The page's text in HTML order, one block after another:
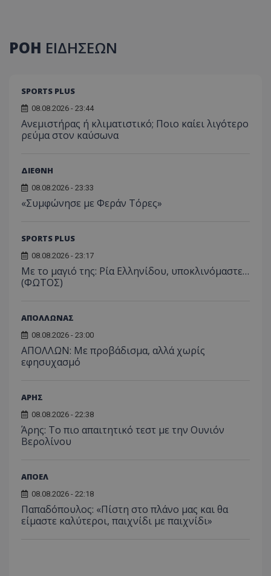
ΡΟΗ ΕΙΔΗΣΕΩΝ
SPORTS PLUS
08.08.2026 - 23:44
Ανεμιστήρας ή κλιματιστικό; Ποιο καίει λιγότερο
ρεύμα στον καύσωνα
ΔΙΕΘΝΗ
08.08.2026 - 23:33
«Συμφώνησε με Φεράν Τόρες»
SPORTS PLUS
08.08.2026 - 23:17
Με το μαγιό της: Ρία Ελληνίδου, υποκλινόμαστε…
(ΦΩΤΟΣ)
ΑΠΟΛΛΩΝΑΣ
08.08.2026 - 23:00
ΑΠΟΛΛΩΝ: Με προβάδισμα, αλλά χωρίς
εφησυχασμό
ΑΡΗΣ
08.08.2026 - 22:38
Άρης: Το πιο απαιτητικό τεστ με την Ουνιόν
Βερολίνου
ΑΠΟΕΛ
08.08.2026 - 22:18
Παπαδόπουλος: «Πίστη στο πλάνο μας και θα
είμαστε καλύτεροι, παιχνίδι με παιχνίδι»